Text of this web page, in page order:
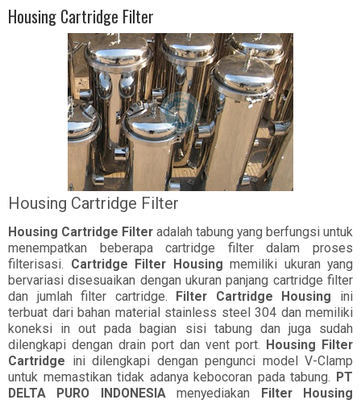
Housing Cartridge Filter
Housing Cartridge Filter
Housing Cartridge Filter adalah tabung yang berfungsi untuk
menempatkan beberapa cartridge filter dalam proses
filterisasi. Cartridge Filter Housing memiliki ukuran yang
bervariasi disesuaikan dengan ukuran panjang cartridge filter
dan jumlah filter cartridge.
Filter Cartridge Housing ini
terbuat dari bahan material stainless steel 304 dan memiliki
koneksi in out pada bagian sisi tabung dan juga sudah
dilengkapi dengan drain port dan vent port. Housing Filter
Cartridge ini dilengkapi dengan pengunci model V-Clamp
untuk memastikan tidak adanya kebocoran pada tabung. PT
DELTA PURO INDONESIAmenyediakan
Filter Housing